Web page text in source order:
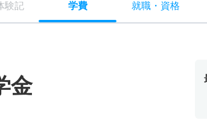
験記 学費 就職・ 資格
金